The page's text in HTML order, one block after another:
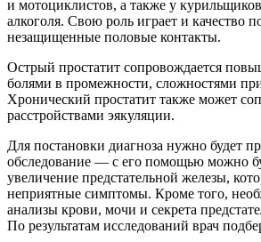
и мотоциклистов, а также у
алкоголя. Свою роль играет и качество
незащищенные половые контакты.
Острый простатит сопровождается
болями в промежности, сложностями
Хронический простатит также может
расстройствами эякуляции.
Для постановки диагноза нужно будет
обследование — с его помощью можно
увеличение предстательной железы,
неприятные симптомы. Кроме того,
анализы крови, мочи и секрета
По результатам исследований врач